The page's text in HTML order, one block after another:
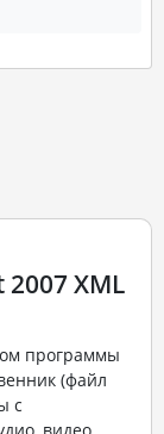
XML
программы
(файл
с